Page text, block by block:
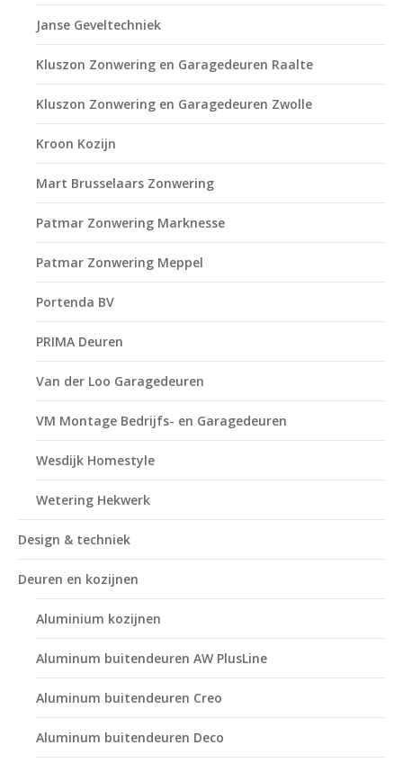
Janse Geveltechniek
Kluszon Zonwering en Garagedeuren Raalte
Kluszon Zonwering en Garagedeuren Zwolle
Kroon Kozijn
Mart Brusselaars Zonwering
Patmar Zonwering Marknesse
Patmar Zonwering Meppel
Portenda BV
PRIMA Deuren
Van der Loo Garagedeuren
VM Montage Bedrijfs- en Garagedeuren
Wesdijk Homestyle
Wetering Hekwerk
Design & techniek
Deuren en kozijnen
Aluminium kozijnen
Aluminum buitendeuren AW PlusLine
Aluminum buitendeuren Creo
Aluminum buitendeuren Deco